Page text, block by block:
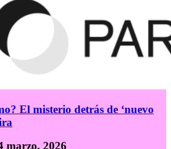
El misterio detrás de ‘nuevo
marzo, 2026